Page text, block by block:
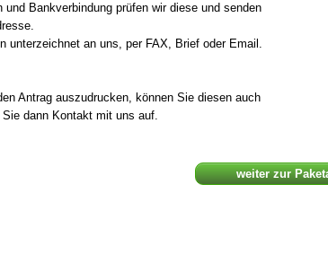
Bankverbindung prüfen wir diese und senden
unterzeichnet an uns, per FAX, Brief oder Email.
Antrag auszudrucken, können Sie diesen auch
dann Kontakt mit uns auf.